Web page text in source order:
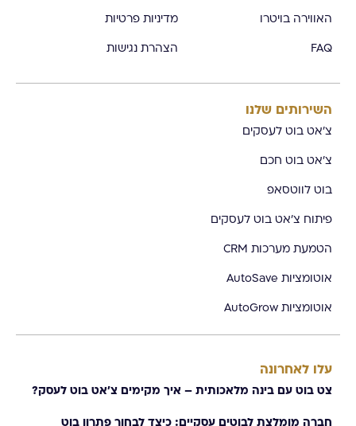
האווירה בויטרו
FAQ
מדיניות פרטיות
הצהרת נגישות
השירותים שלנו
צ'אט בוט לעסקים
צ'אט בוט חכם
בוט לווטסאפ
פיתוח צ'אט בוט לעסקים
הטמעת מערכות CRM
אוטומציות AutoSave
אוטומציות AutoGrow
עלו לאחרונה
צט בוט עם בינה מלאכותית – איך מקימים צ׳אט בוט לעסק?
חברה מומלצת לבוטים עסקיים: כיצד לבחור פתרון בוט